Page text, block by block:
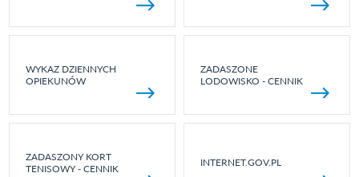
WYKAZ DZIENNYCH
OPIEKUNÓW
ZADASZONE
LODOWISKO - CENNIK
ZADASZONY KORT
TENISOWY - CENNIK
INTERNET.GOV.PL